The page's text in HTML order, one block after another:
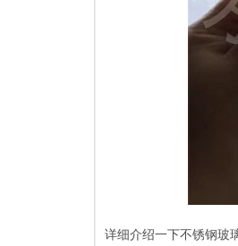
详细介绍一下不锈钢玻